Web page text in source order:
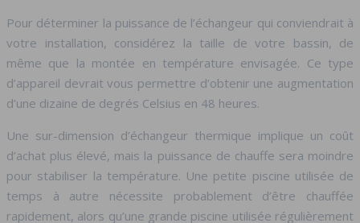
Pour déterminer la puissance de l’échangeur qui conviendrait à
votre installation, considérez la taille de votre bassin, de
même que la montée en température envisagée. Ce type
d’appareil devrait vous permettre d’obtenir une augmentation
d’une dizaine de degrés Celsius en 48 heures.
Une sur-dimension d’échangeur thermique implique un coût
d’achat plus élevé, mais la puissance de chauffe sera moindre
pour stabiliser la température. Une petite piscine utilisée de
temps à autre nécessite probablement d’être chauffée
rapidement, alors qu’une grande piscine utilisée régulièrement